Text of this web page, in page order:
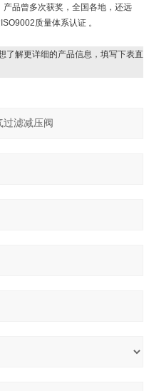
品曾多次获奖，全国各地，还远
质量体系认证 。
了解更详细的产品信息，填写下表直